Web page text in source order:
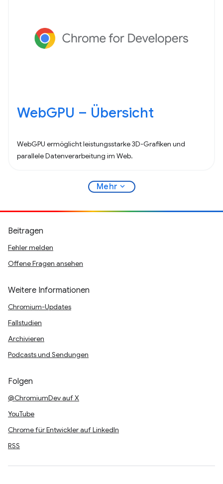
WebGPU – Übersicht
WebGPU ermöglicht leistungsstarke 3D-Grafiken und
parallele Datenverarbeitung im Web.
Mehr expand_more
Beitragen
Fehler melden
Offene Fragen ansehen
Weitere Informationen
Chromium-Updates
Fallstudien
Archivieren
Podcasts und Sendungen
Folgen
@ChromiumDev auf X
YouTube
Chrome für Entwickler auf LinkedIn
RSS